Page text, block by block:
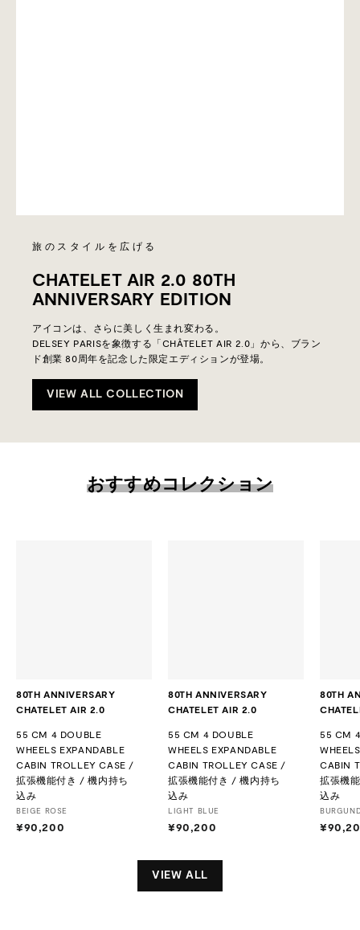
旅のスタイルを広げる
CHATELET AIR 2.0 80TH
ANNIVERSARY EDITION
アイコンは、さらに美しく生まれ変わる。
DELSEY PARISを象徴する「CHÂTELET AIR 2.0」から、ブラン
ド創業 80周年を記念した限定エディションが登場。
VIEW ALL COLLECTION
おすすめコレクション
80TH ANNIVERSARY
CHATELET AIR 2.0
55 CM 4 DOUBLE
WHEELS EXPANDABLE
CABIN TROLLEY CASE /
拡張機能付き / 機内持ち
込み
BEIGE ROSE
¥90,200
80TH ANNIVERSARY
CHATELET AIR 2.0
55 CM 4 DOUBLE
WHEELS EXPANDABLE
CABIN TROLLEY CASE /
拡張機能付き / 機内持ち
込み
LIGHT BLUE
¥90,200
0
2
80TH
55 CM
CABIN
拡張機
込み
VIEW ALL